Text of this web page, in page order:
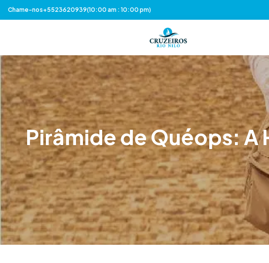
Chame-nos+5523620939(10:00 am : 10:00 pm)
Pirâmide de Quéops: A